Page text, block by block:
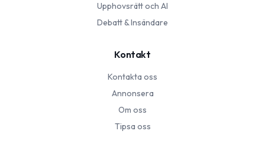
Upphovsrätt och AI
Debatt & Insändare
Kontakt
Kontakta oss
Annonsera
Om oss
Tipsa oss